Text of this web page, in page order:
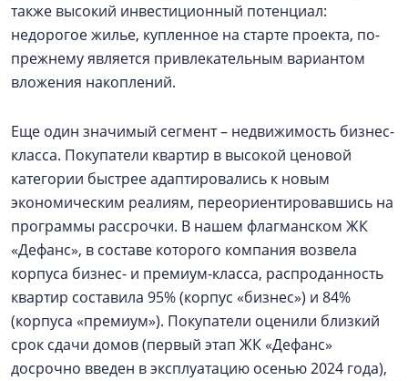
также высокий инвестиционный потенциал:
недорогое жилье, купленное на старте проекта, по-
прежнему является привлекательным вариантом
вложения накоплений.
Еще один значимый сегмент – недвижимость бизнес-
класса. Покупатели квартир в высокой ценовой
категории быстрее адаптировались к новым
экономическим реалиям, переориентировавшись на
программы рассрочки. В нашем флагманском ЖК
«Дефанс», в составе которого компания возвела
корпуса бизнес- и премиум-класса, распроданность
квартир составила 95% (корпус «бизнес») и 84%
(корпуса «премиум»). Покупатели оценили близкий
срок сдачи домов (первый этап ЖК «Дефанс»
досрочно введен в эксплуатацию осенью 2024 года),